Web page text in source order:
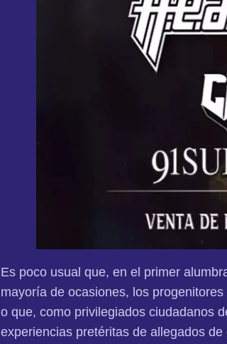
Es poco usual que, en el primer
mayoría de ocasiones, los
o que, como privilegiados ciudadanos
experiencias pretéritas de allegados